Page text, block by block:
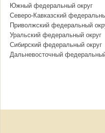
Южный федеральный округ
Северо-Кавказский
Приволжский федеральный
Уральский федеральный округ
Сибирский федеральный округ
Дальневосточный